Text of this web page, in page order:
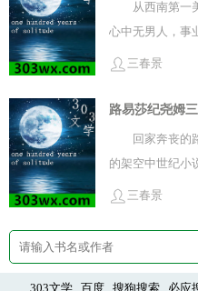
从西南第一
心中无男人，事
她在撩我！！【
三春景
路易莎纪尧姆
回家奔丧的
的架空中世纪
的那种 坏消
为了显示自身
但不可否认，
差、暴力、物质
三春景
303文学 百度 搜狗搜索 必应